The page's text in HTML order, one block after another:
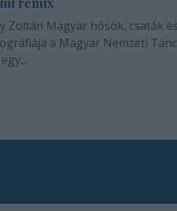
Zoltán Magyar hősök, csaták
a Magyar Nemzeti